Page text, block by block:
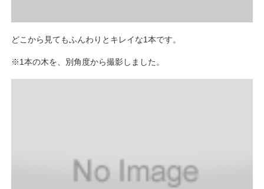
どこから見てもふんわりとキレイな1本です。
※1本の木を、別角度から撮影しました。